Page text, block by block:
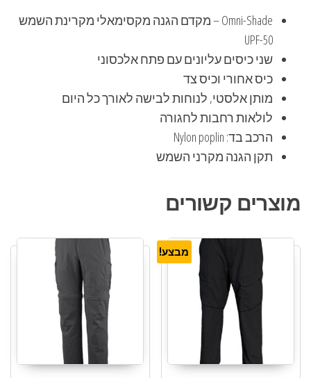
Omni-Shade – מקדם הגנה מקסימאלי מקרינת השמש
UPF-50
שני כיסים עליונים עם פתח אלכסוני
כיס אחורי וכיס צד
מותן אלסטי, לנוחות לבישה לאורך כל היום
לולאות רחבות לחגורה
הרכב בד: Nylon poplin
תקן הגנה מקרני השמש
מוצרים קשורים
מבצע!